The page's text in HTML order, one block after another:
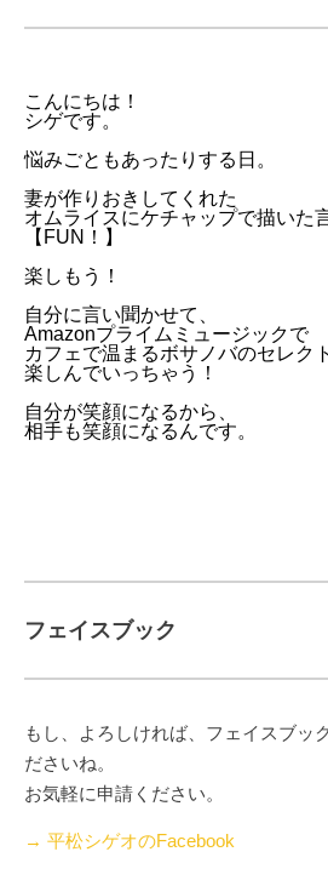
こんにちは！
シゲです。
悩みごともあったりする日。
妻が作りおきしてくれた
オムライスにケチャップで描いた
【FUN！】
楽しもう！
自分に言い聞かせて、
Amazonプライムミュージックで
カフェで温まるボサノバのセレク
楽しんでいっちゃう！
自分が笑顔になるから、
相手も笑顔になるんです。
フェイスブック
もし、よろしければ、フェイスブッ
ださいね。
お気軽に申請ください。
→ 平松シゲオのFacebook